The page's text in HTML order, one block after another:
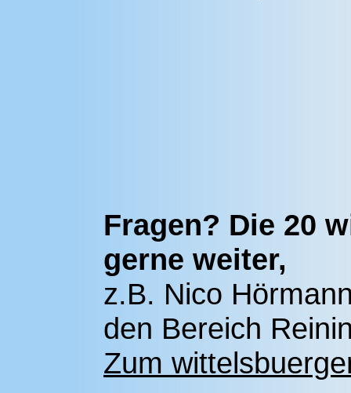
Fragen? Die 20
gerne weiter,
z.B. Nico
den Bereich
Zum